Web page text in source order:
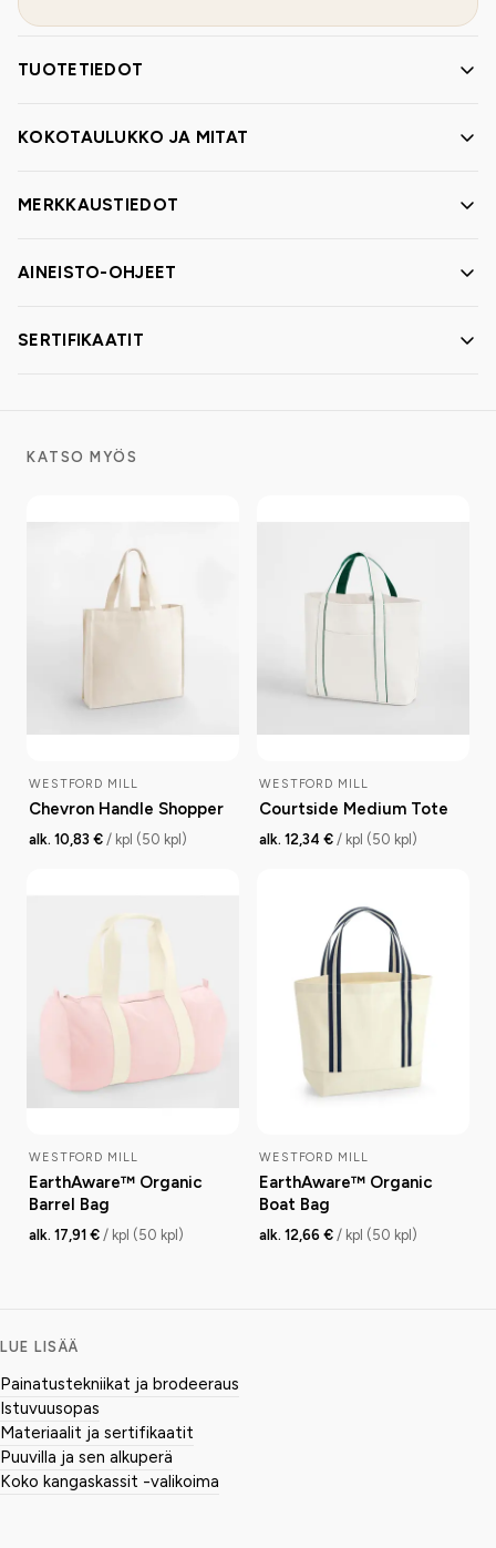
TUOTETIEDOT
KOKOTAULUKKO JA MITAT
MERKKAUSTIEDOT
AINEISTO-OHJEET
SERTIFIKAATIT
KATSO MYÖS
WESTFORD MILL
Chevron Handle Shopper
alk. 10,83 € / kpl (50 kpl)
WESTFORD MILL
Courtside Medium Tote
alk. 12,34 € / kpl (50 kpl)
WESTFORD MILL
EarthAware™ Organic
Barrel Bag
alk. 17,91 € / kpl (50 kpl)
WESTFORD MILL
EarthAware™ Organic
Boat Bag
alk. 12,66 € / kpl (50 kpl)
LUE LISÄÄ
Painatustekniikat ja brodeeraus
Istuvuusopas
Materiaalit ja sertifikaatit
Puuvilla ja sen alkuperä
Koko kangaskassit -valikoima